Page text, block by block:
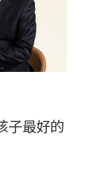
子最好的